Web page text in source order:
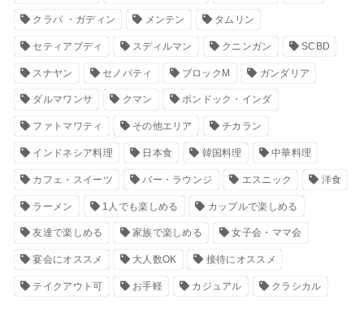
クラパ ・ガディン メンテン タムリン
セティアブディ スディルマン クニンガン SCBD
スナヤン セノパティ ブロックM ガンダリア
ダルマワンサ クマン ポンドック・インダ
ファトマワティ その他エリア チカラン
インドネシア料理 日本食 韓国料理 中華料理
カフェ・スイーツ バー・ラウンジ エスニック 洋食
ラーメン 1人でも楽しめる カップルで楽しめる
友達で楽しめる 家族で楽しめる 女子会・ママ会
宴会にオススメ 大人数OK 接待にオススメ
テイクアウト可 お手軽 カジュアル クラシカル